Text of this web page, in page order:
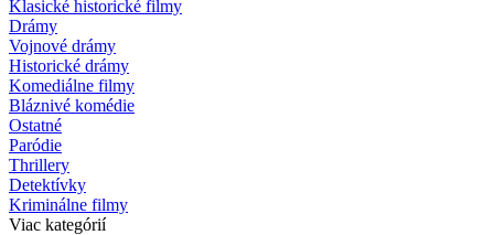
Klasické historické filmy
Drámy
Vojnové drámy
Historické drámy
Komediálne filmy
Bláznivé komédie
Ostatné
Paródie
Thrillery
Detektívky
Kriminálne filmy
Viac kategórií